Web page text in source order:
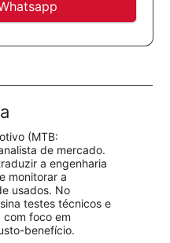
(MTB:
de mercado.
a engenharia
monitorar a
usados. No
testes técnicos e
foco em
benefício.